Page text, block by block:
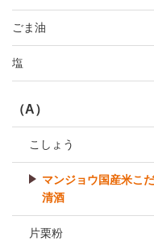
ごま油
塩
（A）
こしょう
マンジョウ国産米こ
清酒
片栗粉